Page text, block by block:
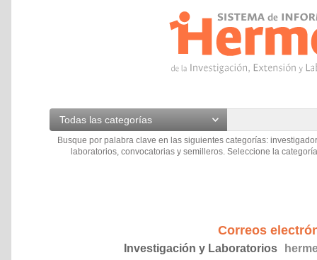
Todas las categorías
Busque por palabra clave en las siguientes categorías:
laboratorios, convocatorias y semilleros. Seleccione la
Correos
Investigación y Laboratorios